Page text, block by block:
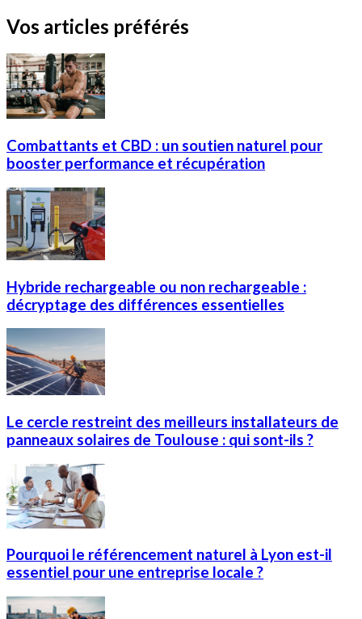
Vos articles préférés
Combattants et CBD : un soutien naturel pour
booster performance et récupération
Hybride rechargeable ou non rechargeable :
décryptage des différences essentielles
Le cercle restreint des meilleurs installateurs de
panneaux solaires de Toulouse : qui sont-ils ?
Pourquoi le référencement naturel à Lyon est-il
essentiel pour une entreprise locale ?